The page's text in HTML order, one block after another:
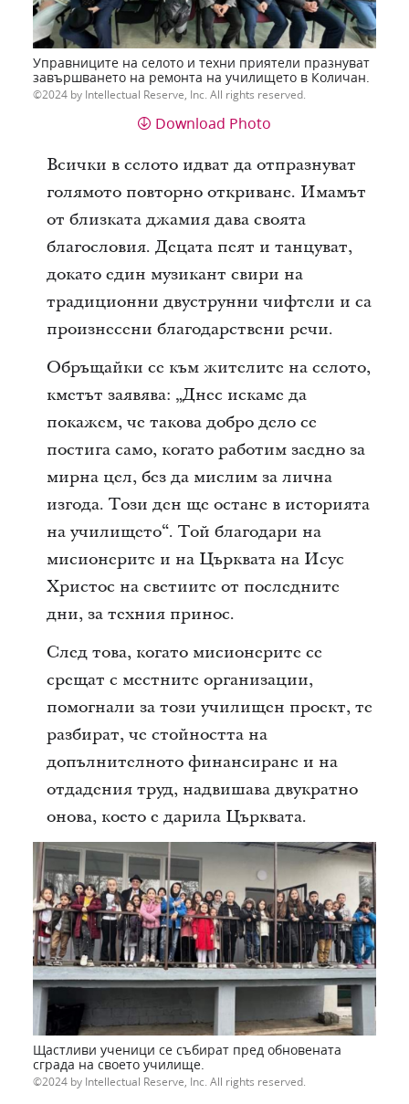
Управниците на селото и техни приятели празнуват
завършването на ремонта на училището в Количан.
2024 by Intellectual Reserve, Inc. All rights reserved.
Download Photo
Всички в селото идват да отпразнуват
голямото повторно откриване. Имамът
от близката джамия дава своята
благословия. Децата пеят и танцуват,
докато един музикант свири на
традиционни двуструнни чифтели и са
произнесени благодарствени речи.
Обръщайки се към жителите на селото,
кметът заявява: „Днес искаме да
покажем, че такова добро дело се
постига само, когато работим заедно за
мирна цел, без да мислим за лична
изгода. Този ден ще остане в историята
на училището“. Той благодари на
мисионерите и на Църквата на Исус
Христос на светиите от последните
дни, за техния принос.
След това, когато мисионерите се
срещат с местните организации,
помогнали за този училищен проект, те
разбират, че стойността на
допълнителното финансиране и на
отдадения труд, надвишава двукратно
онова, което е дарила Църквата.
Щастливи ученици се събират пред обновената
сграда на своето училище.
2024 by Intellectual Reserve, Inc. All rights reserved.